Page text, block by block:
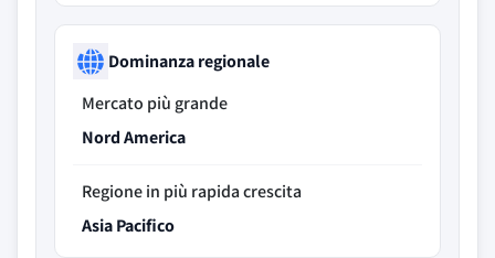
Dominanza regionale
Mercato più grande
Nord America
Regione in più rapida crescita
Asia Pacifico